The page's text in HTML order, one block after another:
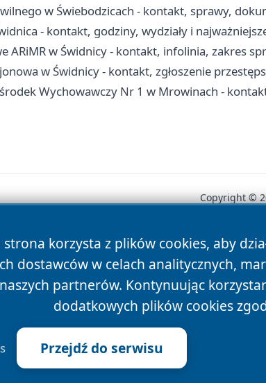
w Świebodzicach - kontakt, sprawy,
- kontakt, godziny, wydziały i
ARiMR w Świdnicy - kontakt, infolinia, zakres
w Świdnicy - kontakt, zgłoszenie
Wychowawczy Nr 1 w Mrowinach -
strona korzysta z plików cookies, aby
dostawców w celach analitycznych,
partnerów. Kontynuując
dodatkowych plików cookies
Przejdź do serwisu
Copyright ©
News